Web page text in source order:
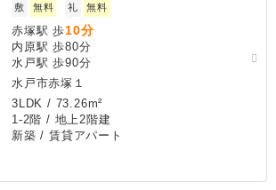
敷
無料 礼 無料
赤塚駅 歩10分
内原駅 歩80分
水戸駅 歩90分
水戸市赤塚１
3LDK / 73.26m²
1-2階 / 地上2階建
新築 / 賃貸アパート